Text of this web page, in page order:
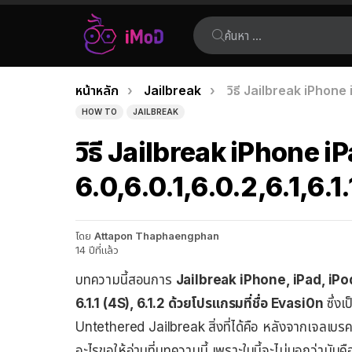
ค้นหา:
เรื่อง
ล่าสุด
คุณอยู่ที่นี่:
หน้าหลัก Jailbreak วิธี Jailbreak iPhone
HOW TO JAILBREAK
วิธี Jailbreak iPhone
โดย Attapon Thaphaengphan
14 ปีที่แล้ว
บทความนี้สอนการ Jailbreak iPhone, iPad,
6.1.1 (4S), 6.1.2 ด้วยโปรแกรมที่ชื่อ Evasi0n ซึ่งเ
Untethered Jailbreak สิ่งที่ได้คือ หลังจากเจลเบร